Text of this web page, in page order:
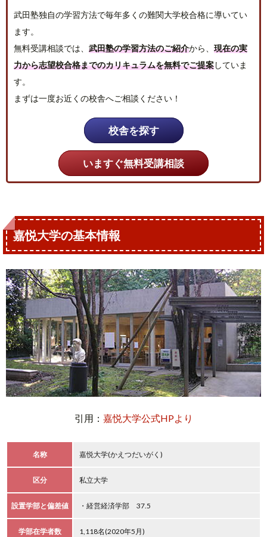
武田塾独自の学習方法で毎年多くの難関大学校合格に導いてい
ます。
無料受講相談では、 武田塾の学習方法のご紹介から、 現在の実
力から志望校合格までのカリキュラムを無料でご提案していま
す。
まずは一度お近くの校舎へご相談ください！
校舎を探す
いますぐ無料受講相談
嘉悦大学の基本情報
引用： 嘉悦大学公式HPより
名称 嘉悦大学(かえつだいがく)
区分 私立大学
設置学部と偏差値 ・経営経済学部 37.5
学部在学者数 1,118名(2020年5月)